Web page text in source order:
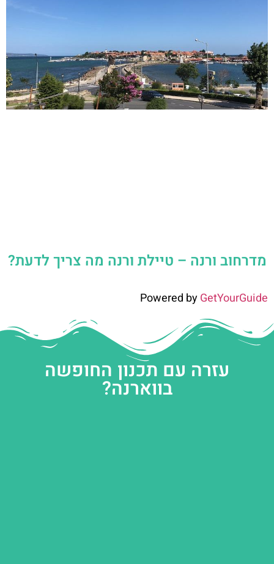
מדרחוב ורנה – טיילת ורנה מה צריך לדעת?
Powered byGetYourGuide
עזרה עם תכנון החופשה
בווארנה?